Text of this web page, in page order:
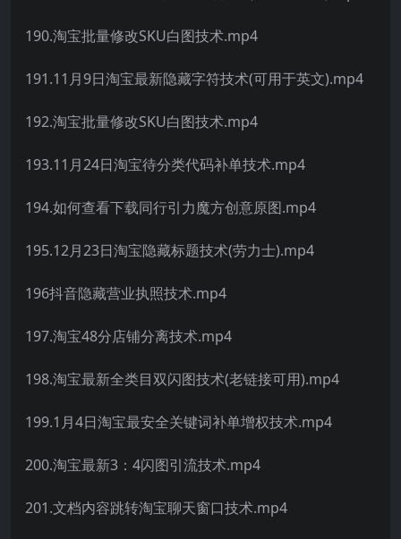
190.淘宝批量修改SKU白图技术.mp4
191.11月9日淘宝最新隐藏字符技术(可用于英文).mp4
192.淘宝批量修改SKU白图技术.mp4
193.11月24日淘宝待分类代码补单技术.mp4
194.如何查看下载同行引力魔方创意原图.mp4
195.12月23日淘宝隐藏标题技术(劳力士).mp4
196抖音隐藏营业执照技术.mp4
197.淘宝48分店铺分离技术.mp4
198.淘宝最新全类目双闪图技术(老链接可用).mp4
199.1月4日淘宝最安全关键词补单增权技术.mp4
200.淘宝最新3：4闪图引流技术.mp4
201.文档内容跳转淘宝聊天窗口技术.mp4